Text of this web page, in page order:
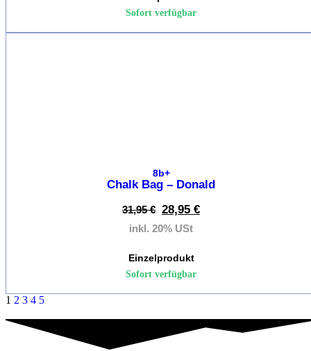
Sofort verfügbar
8b+
Chalk Bag – Donald
31,95€ 28,95 €
inkl. 20% USt
Einzelprodukt
Sofort verfügbar
1 2 3 4 5